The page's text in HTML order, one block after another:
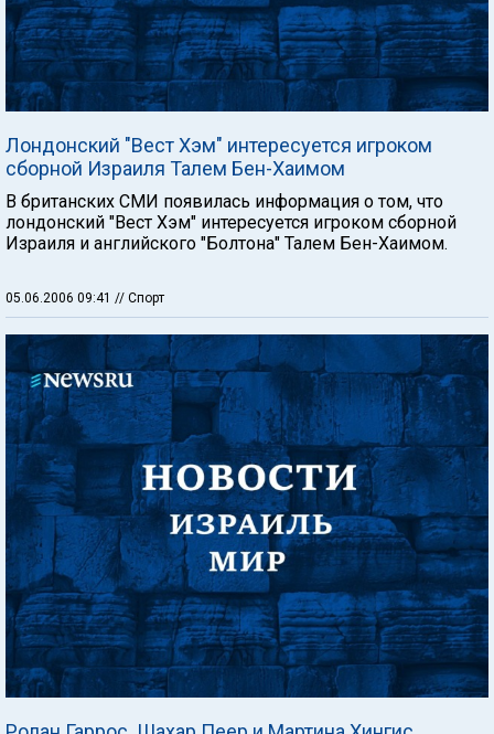
Лондонский "Вест Хэм" интересуется игроком
сборной Израиля Талем Бен-Хаимом
В британских СМИ появилась информация о том, что
лондонский "Вест Хэм" интересуется игроком сборной
Израиля и английского "Болтона" Талем Бен-Хаимом.
05.06.2006 09:41 // Спорт